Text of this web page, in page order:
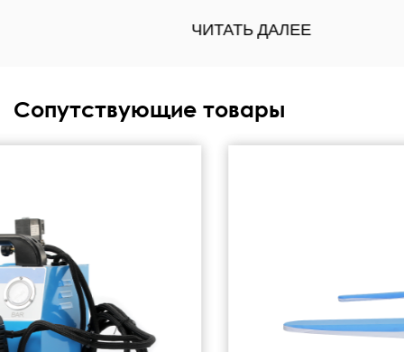
Сопутствующие товары